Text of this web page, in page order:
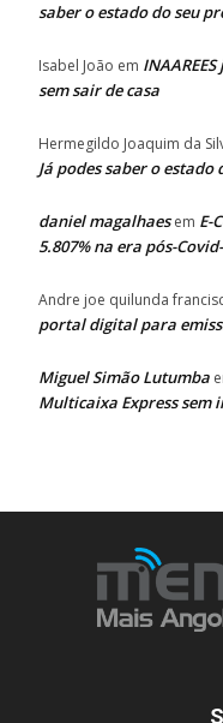
saber o estado do seu
Isabel João em
sem sair de casa
Hermegildo Joaquim da
Já podes saber o estado
daniel magalhaesem E-
5.807% na era pós-
Andre joe quilunda
portal digital para
Miguel Simão Lutumba
Multicaixa Express sem